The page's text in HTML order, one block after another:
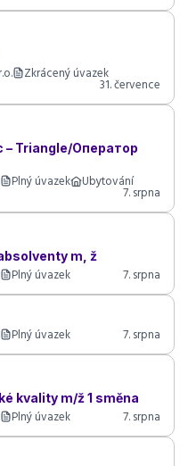
Zkrácený úvazek
31. července
– Triangle/Оператор
Plný úvazek Ubytování
7. srpna
m, ž
Plný úvazek 7. srpna
Plný úvazek 7. srpna
kvality m/ž 1 směna
Plný úvazek 7. srpna